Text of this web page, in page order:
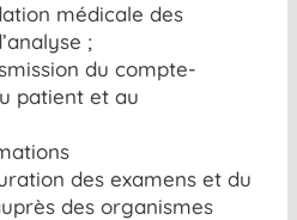
médicale des
;
du compte-
patient et au
des examens et du
des organismes